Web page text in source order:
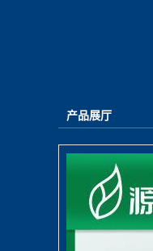
产品展厅